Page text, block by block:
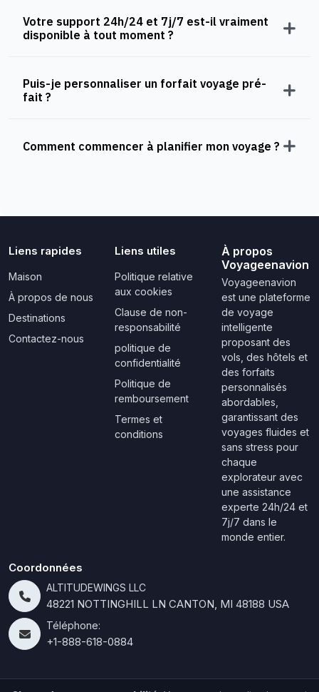
Votre support 24h/24 et 7j/7 est-il vraiment
disponible à tout moment ?
Puis-je personnaliser un forfait voyage pré-
fait ?
Comment commencer à planifier mon voyage ?
Liens rapides
Maison
À propos de nous
Destinations
Contactez-nous
Liens utiles
Politique relative
aux cookies
Clause de non-
responsabilité
politique de
confidentialité
Politique de
remboursement
Termes et
conditions
À propos
Voyageenavion
Voyageenavion
est une plateforme
de voyage
intelligente
proposant des
vols, des hôtels et
des forfaits
personnalisés
abordables,
garantissant des
voyages fluides et
sans stress pour
chaque
explorateur avec
une assistance
experte 24h/24 et
7j/7 dans le
monde entier.
Coordonnées
ALTITUDEWINGS LLC
48221 NOTTINGHILL LN CANTON, MI 48188 USA
Téléphone:
+1-888-618-0884